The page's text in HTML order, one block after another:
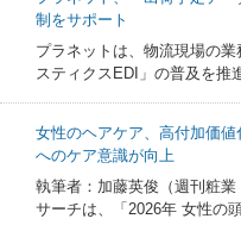
制をサポート
プラネットは、物流現場の
スティクスEDI」の普及を
女性のヘアケア、高付加価
へのケア意識が向上
執筆者：加藤英俊（週刊粧
サーチは、「2026年 女性の